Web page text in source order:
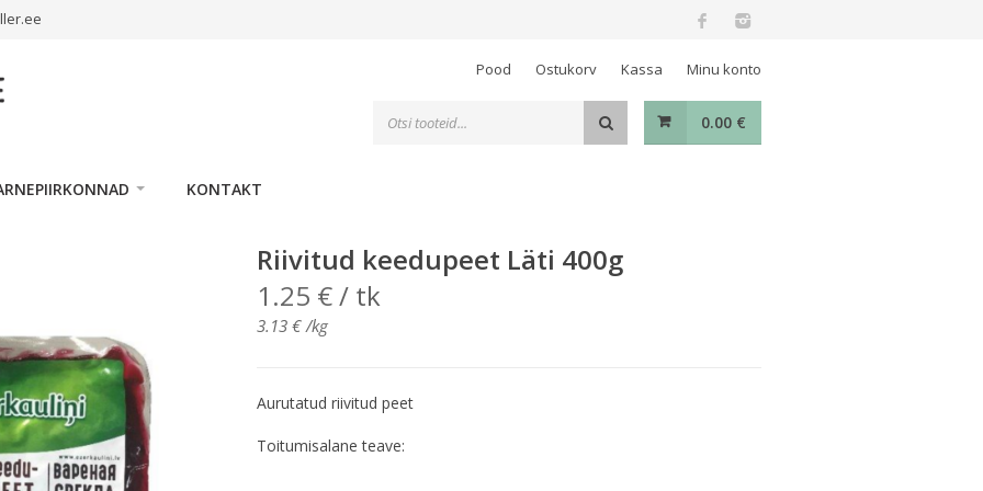
Pood Ostukorv Kassa Minu konto
0.00 €
KONTAKT
Riivitud keedupeet Läti 400g
1.25 €/ tk
3.13€ /kg
Aurutatud riivitud peet
Toitumisalane teave: